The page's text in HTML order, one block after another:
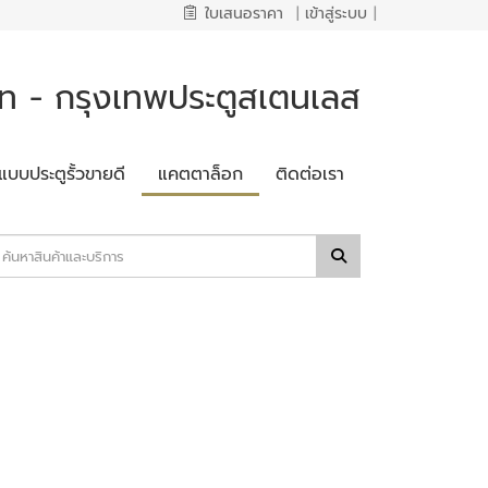
ใบเสนอราคา | เข้าสู่ระบบ |
- กรุงเทพประตูสเตนเลส
แบบประตูรั้วขายดี แคตตาล็อก ติดต่อเรา